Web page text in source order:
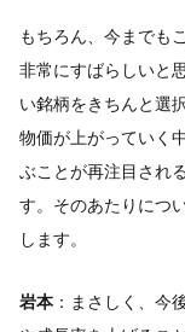
もちろん、今までも
非常にすばらしいと
い銘柄をきちんと選
物価が上がっていく
ぶことが再注目され
す。そのあたりにつ
します。
岩本 ：まさしく、今